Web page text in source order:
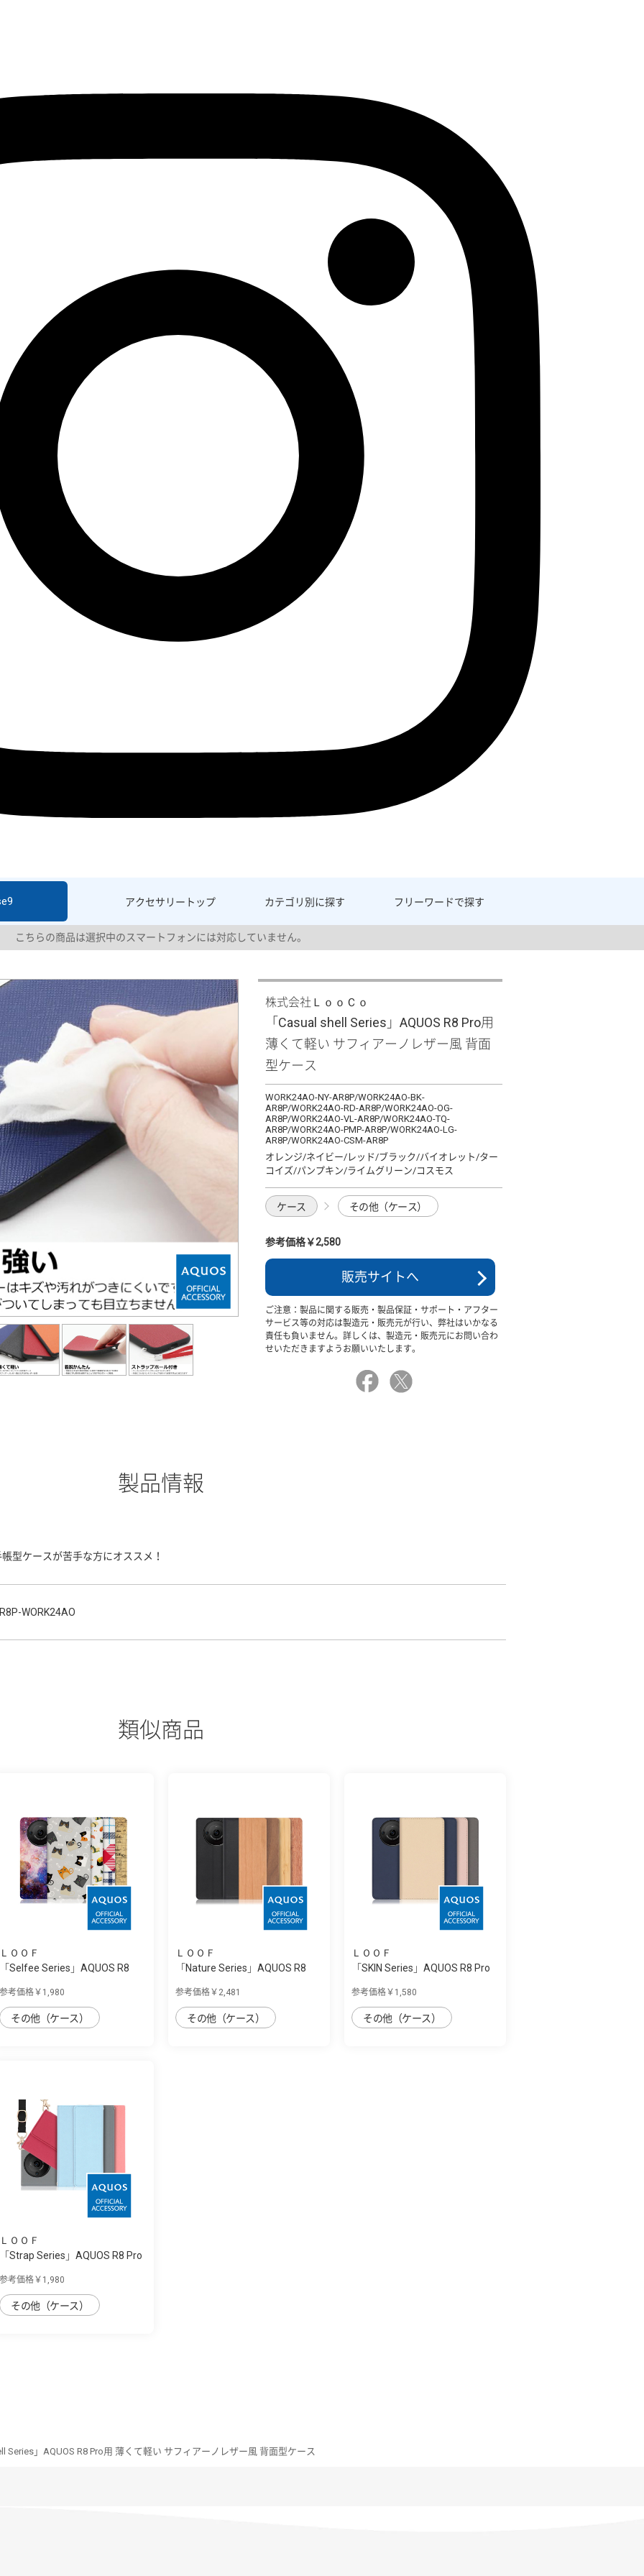
アクセサリー トップ カテゴリ別に探す フリーワードで探す
こちらの商品は選択中のスマートフォンには対応していません。
株式会社ＬｏｏＣｏ
「Casual shell Series」AQUOS R8 Pro用
薄くて軽い サフィアーノレザー風 背面
型ケース
WORK24AO-NY-AR8P/WORK24AO-BK-
AR8P/WORK24AO-RD-AR8P/WORK24AO-OG-
AR8P/WORK24AO-VL-AR8P/WORK24AO-TQ-
AR8P/WORK24AO-PMP-AR8P/WORK24AO-LG-
AR8P/WORK24AO-CSM-AR8P
オレンジ/ネイビー/レッド/ブラック/バイオレット/ター
コイズ/パンプキン/ライムグリーン/コスモス
ケース その他（ケース）
参考価格￥2,580
販売サイトへ
ご注意：製品に関する販売・製品保証・サポート・アフター
サービス等の対応は製造元・販売元が行い、弊社はいかなる
責任も負いません。詳しくは、製造元・販売元にお問い合わ
せいただきますようお願いいたします。
製品情報
帳型ケースが苦手な方にオススメ！
WORK24AO
類似商品
ＬＯＯＦ
「Selfee Series」AQUOS R8
参考価格￥1,980
その他（ケース）
ＬＯＯＦ
「Nature Series」AQUOS R8
参考価格￥2,481
その他（ケース）
ＬＯＯＦ
「SKIN Series」AQUOS R8 Pro
参考価格￥1,580
その他（ケース）
ＬＯＯＦ
「Strap Series」AQUOS R8 Pro
参考価格￥1,980
その他（ケース）
Series」AQUOS R8 Pro用 薄くて軽い サフィアーノレザー風 背面型ケース